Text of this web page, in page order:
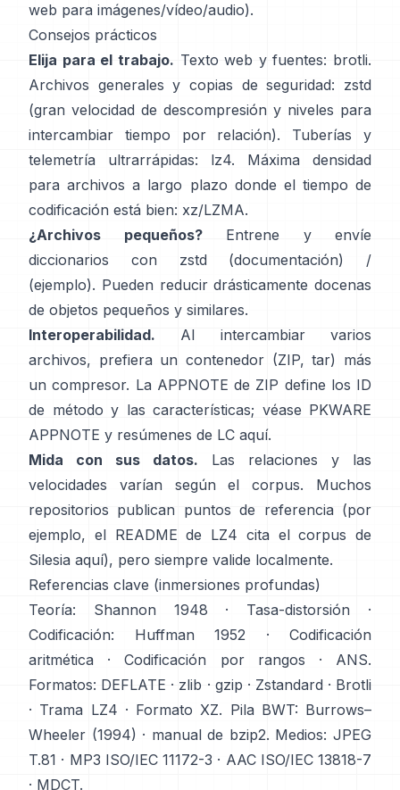
web para imágenes/vídeo/audio).
Consejos prácticos
Elija para el trabajo. Texto web y fuentes: brotli.
Archivos generales y copias de seguridad: zstd
(gran velocidad de descompresión y niveles para
intercambiar tiempo por relación). Tuberías y
telemetría ultrarrápidas:
lz4. Máxima densidad
para archivos a largo plazo donde el tiempo de
codificación está bien: xz/LZMA.
¿Archivos pequeños?Entrene y envíe
diccionarios con zstd
(documentación)
/
(ejemplo). Pueden reducir drásticamente docenas
de objetos pequeños y similares.
Interoperabilidad. Al intercambiar varios
archivos, prefiera un contenedor (ZIP, tar) más
un compresor. La APPNOTE de ZIP define los ID
de método y las características; véase PKWARE
APPNOTE y resúmenes de LC aquí.
Mida con sus datos. Las relaciones y las
velocidades varían según el corpus. Muchos
repositorios publican puntos de referencia (por
ejemplo, el README de LZ4 cita el corpus de
Silesia aquí), pero siempre valide localmente.
Referencias clave (inmersiones profundas)
Teoría:
Shannon 1948 · Tasa-distorsión
·
Codificación:
Huffman 1952 ·
Codificación
aritmética
· Codificación por rangos · ANS.
Formatos: DEFLATE · zlib · gzip · Zstandard · Brotli
· Trama LZ4 · Formato XZ. Pila BWT: Burrows–
Wheeler (1994) · manual de bzip2. Medios: JPEG
T.81 · MP3 ISO/IEC 11172-3 · AAC ISO/IEC 13818-7
· MDCT.